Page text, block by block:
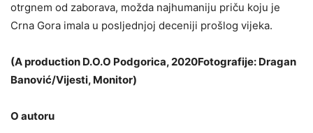
otrgnem od zaborava, možda najhumaniju priču koju je
Crna Gora imala u posljednjoj deceniji prošlog vijeka.
(A production D.O.O Podgorica, 2020Fotografije: Dragan
Banović/Vijesti, Monitor)
O autoru